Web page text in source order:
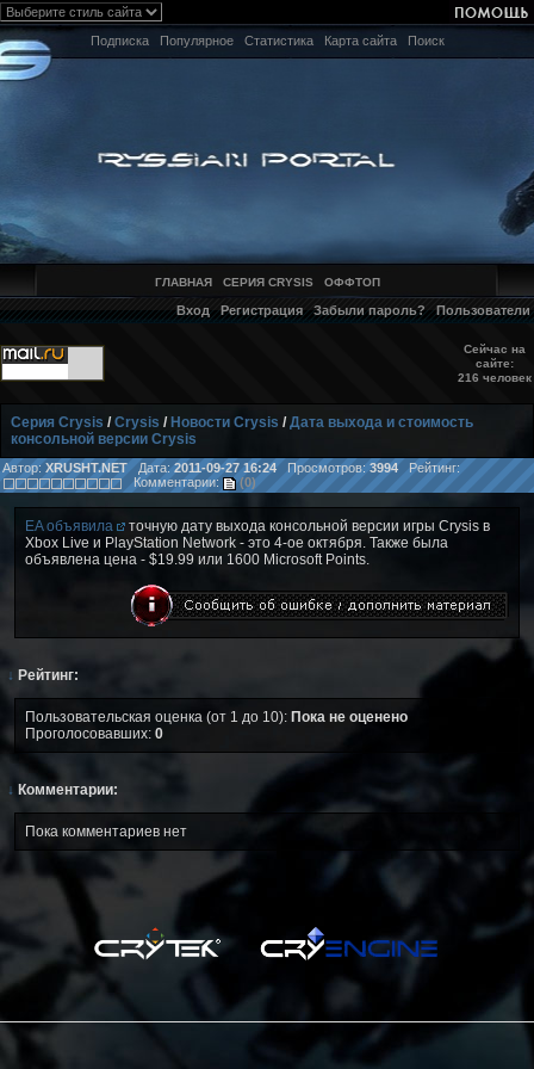
Подписка Популярное Статистика Карта сайта Поиск
ГЛАВНАЯ СЕРИЯ CRYSIS ОФФТОП
Вход Регистрация Забыли пароль? Пользователи
Сейчас на
сайте:
216 человек
Серия Crysis /Crysis / Новости Crysis /Дата выхода и стоимость
консольной версии Crysis
Автор: XRUSHT.NET Дата:2011-09-27 16:24Просмотров: 3994Рейтинг:
Комментарии:
(0)
EA объявила
точную дату выхода консольной версии игры Crysis в
Xbox Live и PlayStation Network - это 4-ое октября. Также была
объявлена цена - $19.99 или 1600 Microsoft Points.
↓ Рейтинг:
Пользовательская оценка (от 1 до 10): Пока не оценено
Проголосовавших: 0
↓ Комментарии:
Пока комментариев нет